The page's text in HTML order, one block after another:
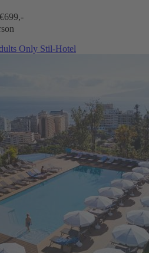
699,-
Only Stil-Hotel